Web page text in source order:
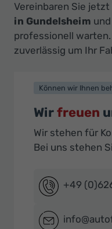
Vereinbaren Sie jetzt
in Gundelsheim
professionell
zuverlässig um Ihr
Können wir Ihnen
Wirfreuen
Wir stehen für
Bei uns stehen
+49